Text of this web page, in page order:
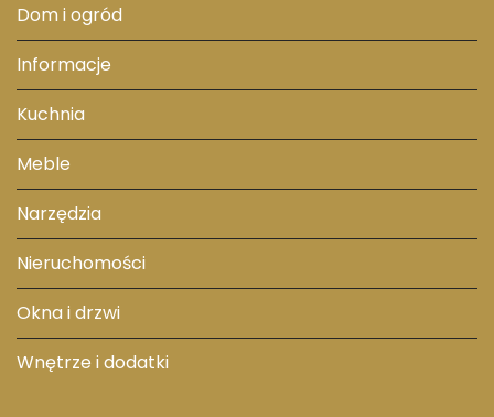
Dom i ogród
Informacje
Kuchnia
Meble
Narzędzia
Nieruchomości
Okna i drzwi
Wnętrze i dodatki